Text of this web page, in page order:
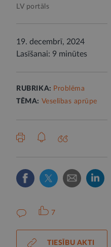
LV portāls
19. decembrī, 2024
Lasīšanai: 9 minūtes
RUBRIKA: Problēma
TĒMA: Veselības aprūpe
7
TIESĪBU AKTI